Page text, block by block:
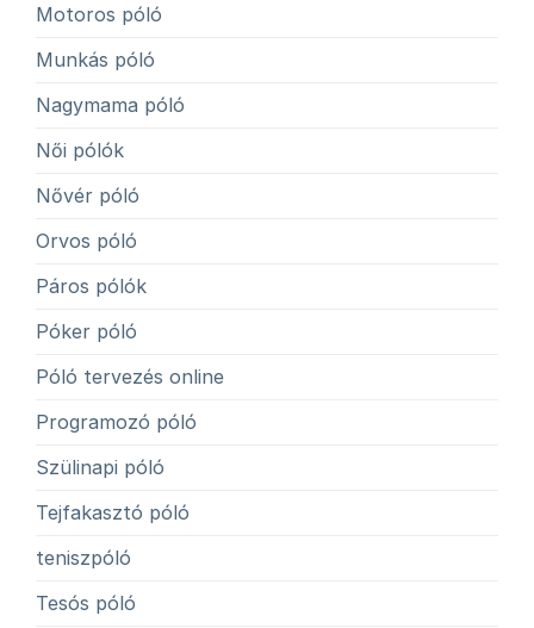
Motoros póló
Munkás póló
Nagymama póló
Női pólók
Nővér póló
Orvos póló
Páros pólók
Póker póló
Póló tervezés online
Programozó póló
Szülinapi póló
Tejfakasztó póló
teniszpóló
Tesós póló